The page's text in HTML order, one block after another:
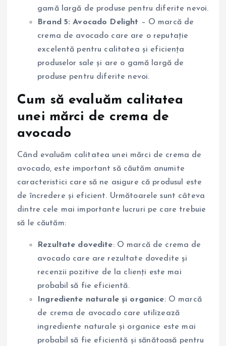
gamă largă de produse pentru diferite nevoi.
Brand 5: Avocado Delight – O marcă de
crema de avocado care are o reputație
excelentă pentru calitatea și eficiența
produselor sale și are o gamă largă de
produse pentru diferite nevoi.
Cum să evaluăm calitatea
unei mărci de crema de
avocado
Când evaluăm calitatea unei mărci de crema de
avocado, este important să căutăm anumite
caracteristici care să ne asigure că produsul este
de încredere și eficient. Următoarele sunt câteva
dintre cele mai importante lucruri pe care trebuie
să le căutăm:
Rezultate dovedite: O marcă de crema de
avocado care are rezultate dovedite și
recenzii pozitive de la clienți este mai
probabil să fie eficientă.
Ingrediente naturale și organice: O marcă
de crema de avocado care utilizează
ingrediente naturale și organice este mai
probabil să fie eficientă și sănătoasă pentru